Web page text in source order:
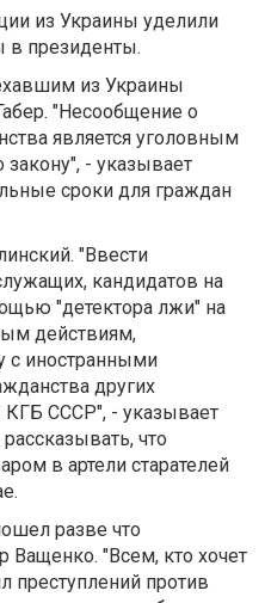
из Украины уделили
в президенты.
из Украины
"Несообщение о
является уголовным
закону", - указывает
сроки для граждан
"Ввести
кандидатов на
"детектора лжи" на
действиям,
с иностранными
других
КГБ СССР", - указывает
что
в артели старателей
разве что
"Всем, кто хочет
преступлений против